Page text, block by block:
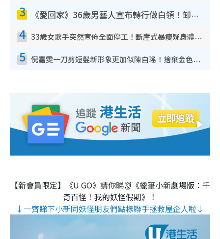
3 《愛回家》36歲男藝人宣布轉行做白領！卸下藝人身份回歸素人平淡生活
4 33歲女歌手突然宣佈全面停工！斷崖式暴瘦疑身體亮紅燈！聲明曝︰將暫時淡出
5 倪嘉雯一刀剪短髮新形象更加似陳自瑤！捨棄金色長髮造型氣質大變超驚喜
【新會員限定】《U GO》請你睇👹《蠟筆小新劇場版：千
奇百怪！我的妖怪假期》！
↓一齊睇下小新同妖怪朋友們點樣聯手拯救屋企人啦↓